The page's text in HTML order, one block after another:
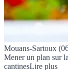
Mouans-Sartoux
Mener un plan sur
cantinesLire plus